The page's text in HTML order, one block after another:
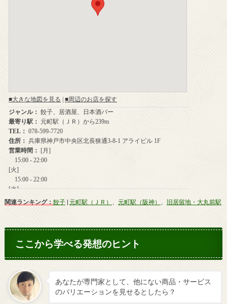
関連ランキング： 餃子| 元町駅（ＪＲ） 元町駅（阪神） 旧居留地・大丸前駅
ここから学べる発想のヒント
あなたが専門家として、他にない商品・サービス
のバリエーションを見せるとしたら？